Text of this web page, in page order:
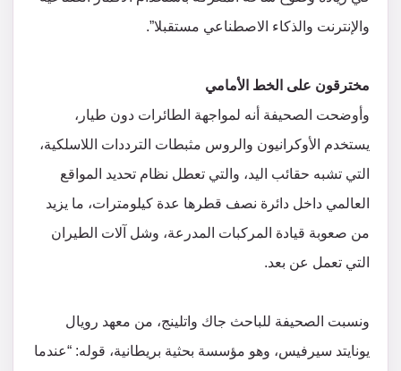
والإنترنت والذكاء الاصطناعي مستقبلا”.
مخترقون على الخط الأمامي
وأوضحت الصحيفة أنه لمواجهة الطائرات دون طيار،
يستخدم الأوكرانيون والروس مثبطات الترددات اللاسلكية،
التي تشبه حقائب اليد، والتي تعطل نظام تحديد المواقع
العالمي داخل دائرة نصف قطرها عدة كيلومترات، ما يزيد
من صعوبة قيادة المركبات المدرعة، وشل آلات الطيران
التي تعمل عن بعد.
ونسبت الصحيفة للباحث جاك واتلينج، من معهد رويال
يونايتد سيرفيس، وهو مؤسسة بحثية بريطانية، قوله: “عندما